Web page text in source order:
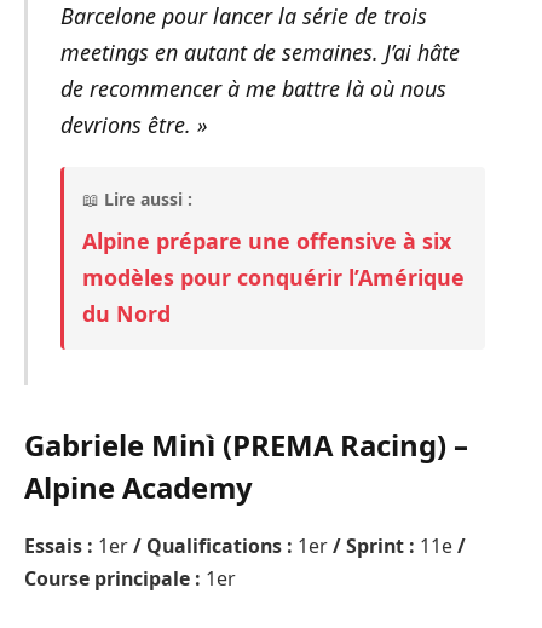
Barcelone pour lancer la série de trois
meetings en autant de semaines. J’ai hâte
de recommencer à me battre là où nous
devrions être. »
📖 Lire aussi :
Alpine prépare une offensive à six
modèles pour conquérir l’Amérique
du Nord
Gabriele Minì (PREMA Racing) –
Alpine Academy
Essais : 1er/ Qualifications : 1er/ Sprint : 11e/
Course principale : 1er